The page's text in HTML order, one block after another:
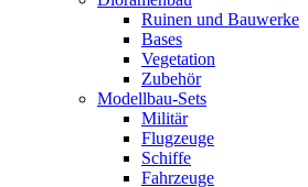
Ruinen und Bauwerke
Bases
Vegetation
Zubehör
Modellbau-Sets
Militär
Flugzeuge
Schiffe
Fahrzeuge